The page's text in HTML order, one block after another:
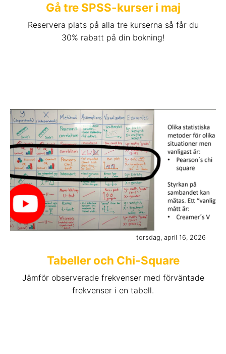
Gå tre SPSS-kurser i maj
Reservera plats på alla tre kurserna så får du
30% rabatt på din bokning!
torsdag, april 16, 2026
Tabeller och Chi-Square
Jämför observerade frekvenser med förväntade
frekvenser i en tabell.